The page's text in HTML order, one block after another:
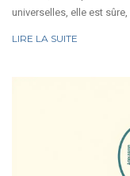
universelles, elle est
LIRE LA SUITE